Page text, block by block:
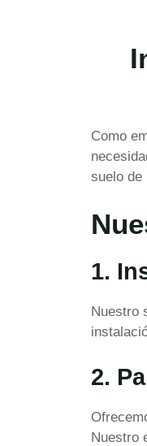
Como
suelo de
1.
Nuestro
2.
Nuestro